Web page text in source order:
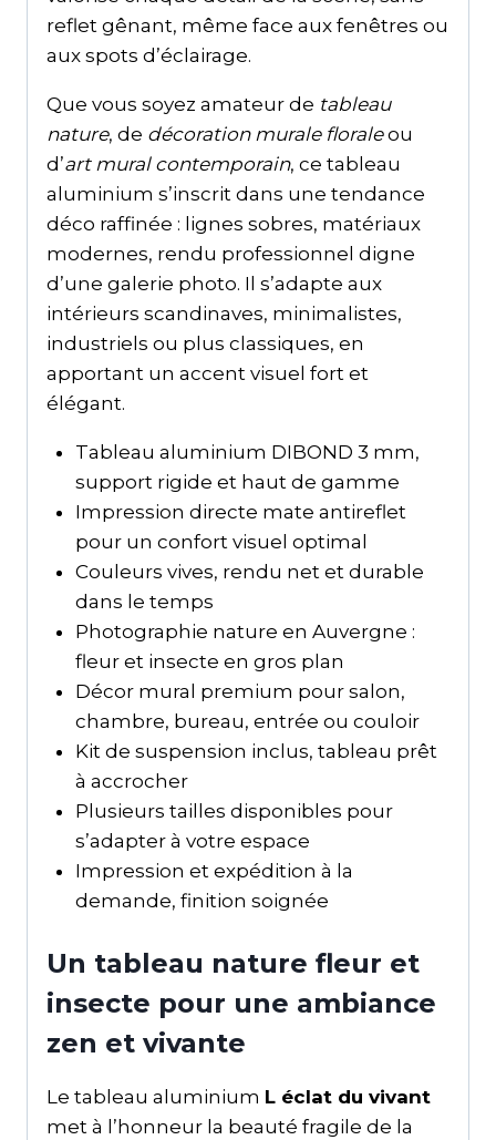
reflet gênant, même face aux fenêtres ou
aux spots d’éclairage.
Que vous soyez amateur de tableau
nature, de décoration murale floraleou
d’art mural contemporain, ce tableau
aluminium s’inscrit dans une tendance
déco raffinée : lignes sobres, matériaux
modernes, rendu professionnel digne
d’une galerie photo. Il s’adapte aux
intérieurs scandinaves, minimalistes,
industriels ou plus classiques, en
apportant un accent visuel fort et
élégant.
Tableau aluminium DIBOND 3 mm,
support rigide et haut de gamme
Impression directe mate antireflet
pour un confort visuel optimal
Couleurs vives, rendu net et durable
dans le temps
Photographie nature en Auvergne :
fleur et insecte en gros plan
Décor mural premium pour salon,
chambre, bureau, entrée ou couloir
Kit de suspension inclus, tableau prêt
à accrocher
Plusieurs tailles disponibles pour
s’adapter à votre espace
Impression et expédition à la
demande, finition soignée
Un tableau nature fleur et
insecte pour une ambiance
zen et vivante
Le tableau aluminium L éclat du vivant
met à l’honneur la beauté fragile de la